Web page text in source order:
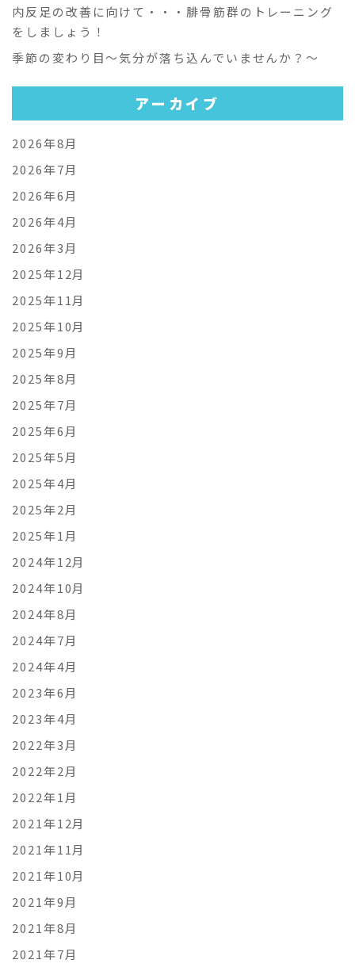
内反足の改善に向けて・・・腓骨筋群のトレーニング
をしましょう！
季節の変わり目～気分が落ち込んでいませんか？～
アーカイブ
2026年8月
2026年7月
2026年6月
2026年4月
2026年3月
2025年12月
2025年11月
2025年10月
2025年9月
2025年8月
2025年7月
2025年6月
2025年5月
2025年4月
2025年2月
2025年1月
2024年12月
2024年10月
2024年8月
2024年7月
2024年4月
2023年6月
2023年4月
2022年3月
2022年2月
2022年1月
2021年12月
2021年11月
2021年10月
2021年9月
2021年8月
2021年7月